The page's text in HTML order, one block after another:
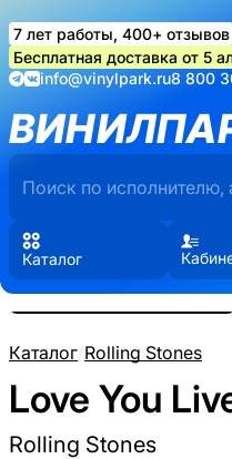
7 лет работы, 400+ отзывов
Бесплатная доставка от 5
info@vinylpark.ru8 800
Каталог
Каталог/Rolling Stones
Love You
Rolling Stones
Реальные фото пластинки.
Нажмите, чтобы увеличить